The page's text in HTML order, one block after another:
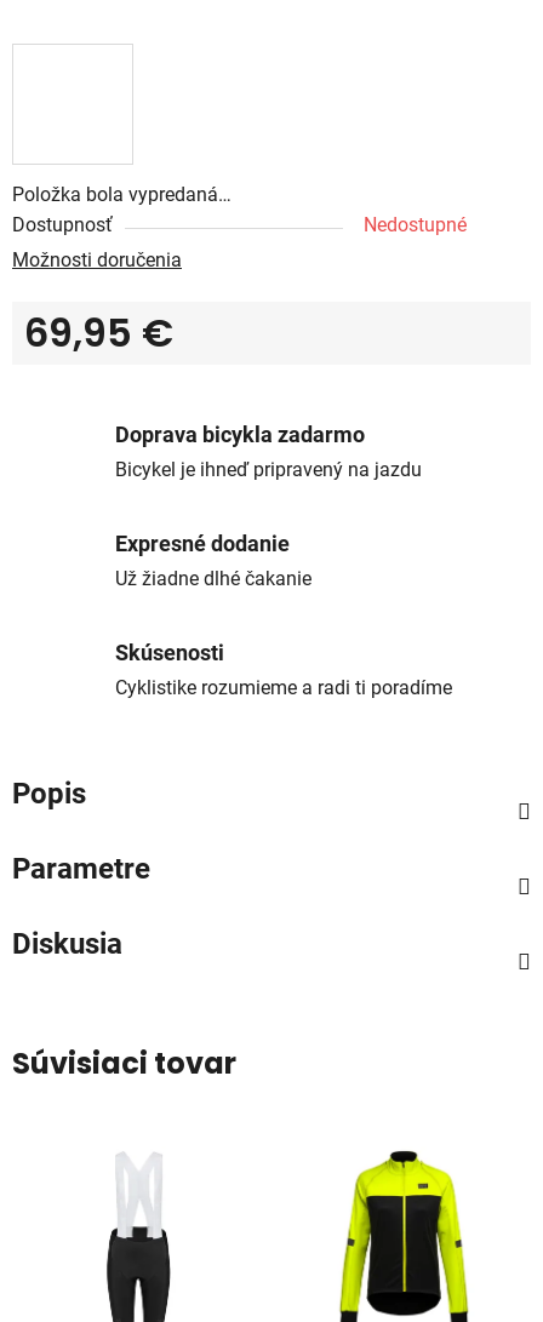
Položka bola vypredaná…
Dostupnosť
Nedostupné
Možnosti doručenia
69,95 €
Doprava bicykla zadarmo
Bicykel je ihneď pripravený na jazdu
Expresné dodanie
Už žiadne dlhé čakanie
Skúsenosti
Cyklistike rozumieme a radi ti poradíme
Popis
Parametre
Diskusia
Súvisiaci tovar